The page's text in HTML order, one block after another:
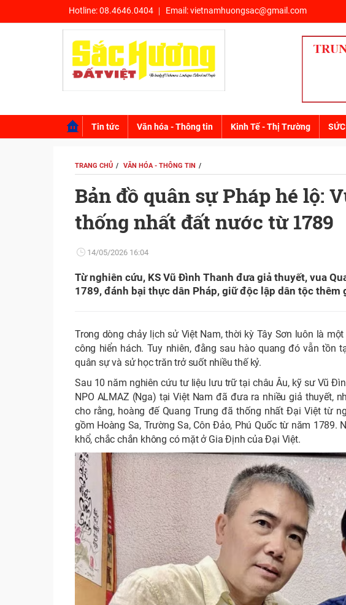
Hotline:08.4646.0404 Email:vietnamhuongsac@gmail.com
Tin tức Văn hóa - Thông tin Kinh Tế - Thị Trường
TRANG CHỦ VĂN HÓA - THÔNG TIN
Bản đồ quân sự Pháp hé lộ:
thống nhất đất nước từ 1789
14/05/2026 16:04
Từ nghiên cứu, KS Vũ Đình Thanh đưa giả thuyết, vua
1789, đánh bại thực dân Pháp, giữ độc lập dân tộc thêm
Trong dòng chảy lịch sử Việt Nam, thời kỳ Tây Sơn luôn là
công hiển hách. Tuy nhiên, đằng sau hào quang đó vẫn tồn
quân sự và sử học trăn trở suốt nhiều thế kỷ.
Sau 10 năm nghiên cứu tư liệu lưu trữ tại châu Âu, kỹ sư Vũ
NPO ALMAZ (Nga) tại Việt Nam đã đưa ra nhiều giả thuyết,
cho rằng, hoàng đế Quang Trung đã thống nhất Đại Việt từ
gồm Hoàng Sa, Trường Sa, Côn Đảo, Phú Quốc từ năm 1789.
khổ, chắc chắn không có mặt ở Gia Định của Đại Việt.